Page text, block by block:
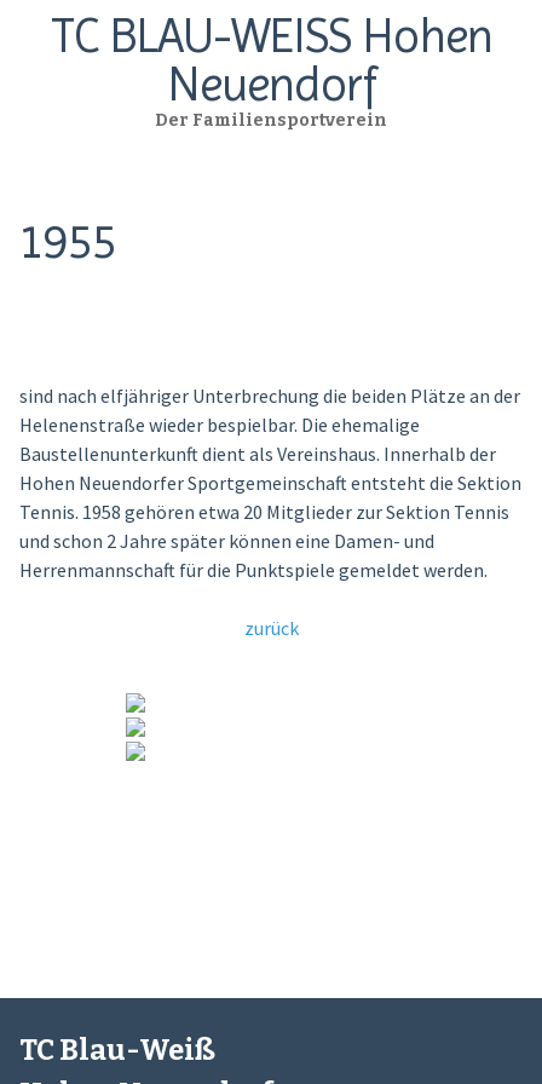
TC BLAU-WEISS Hohen
Neuendorf
Der Familiensportverein
1955
sind nach elfjähriger Unterbrechung die beiden Plätze an der
Helenenstraße wieder bespielbar. Die ehemalige
Baustellenunterkunft dient als Vereinshaus. Innerhalb der
Hohen Neuendorfer Sportgemeinschaft entsteht die Sektion
Tennis. 1958 gehören etwa 20 Mitglieder zur Sektion Tennis
und schon 2 Jahre später können eine Damen- und
Herrenmannschaft für die Punktspiele gemeldet werden.
zurück
TC Blau-Weiß